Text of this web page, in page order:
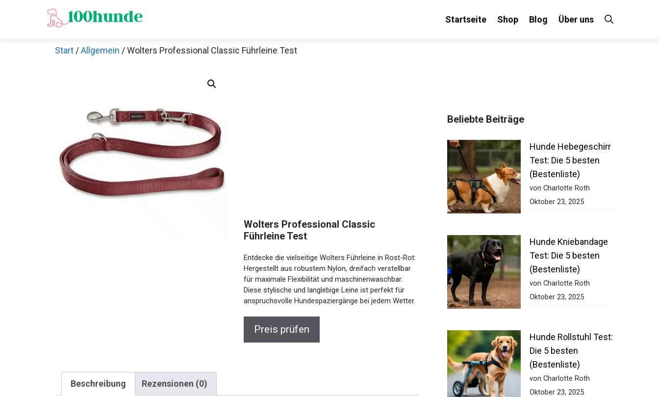
Startseite Shop Blog Über uns
Start /Allgemein / Wolters Professional Classic Führleine Test
Wolters Professional Classic
Führleine Test
Entdecke die vielseitige Wolters Führleine in Rost-Rot:
Hergestellt aus robustem Nylon, dreifach verstellbar
für maximale Flexibilität und maschinenwaschbar.
Diese stylische und langlebige Leine ist perfekt für
anspruchsvolle Hundespaziergänge bei jedem Wetter.
Preis prüfen
Beschreibung Rezensionen (0)
Beliebte Beiträge
Hunde Hebegeschirr
Test: Die 5 besten
(Bestenliste)
von Charlotte Roth
Oktober 23, 2025
Hunde Kniebandage
Test: Die 5 besten
(Bestenliste)
von Charlotte Roth
Oktober 23, 2025
Hunde Rollstuhl Test:
Die 5 besten
(Bestenliste)
von Charlotte Roth
Oktober 23, 2025